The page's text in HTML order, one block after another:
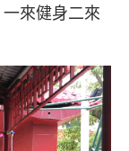
來健身二來